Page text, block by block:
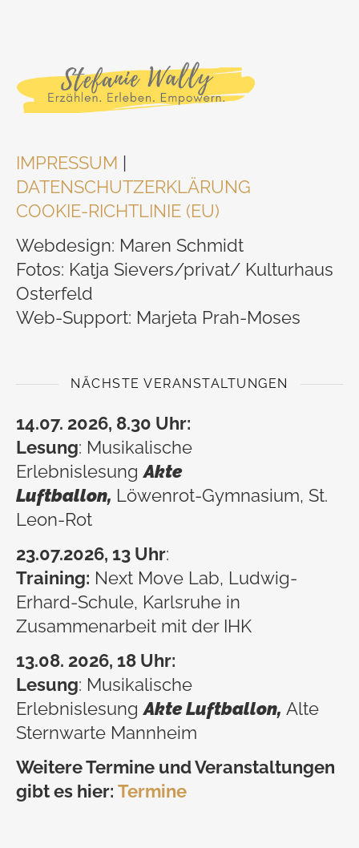
IMPRESSUM |
DATENSCHUTZERKLÄRUNG
COOKIE-RICHTLINIE (EU)
Webdesign: Maren Schmidt
Fotos: Katja Sievers/privat/ Kulturhaus
Osterfeld
Web-Support: Marjeta Prah-Moses
NÄCHSTE VERANSTALTUNGEN
14.07. 2026, 8.30 Uhr:
Lesung: Musikalische
ErlebnislesungAkte
Luftballon, Löwenrot-Gymnasium, St.
Leon-Rot
23.07.2026, 13 Uhr:
Training: Next Move Lab, Ludwig-
Erhard-Schule, Karlsruhe in
Zusammenarbeit mit der IHK
13.08. 2026, 18 Uhr:
Lesung: Musikalische
ErlebnislesungAkte Luftballon, Alte
Sternwarte Mannheim
Weitere Termine und Veranstaltungen
gibt es hier: Termine